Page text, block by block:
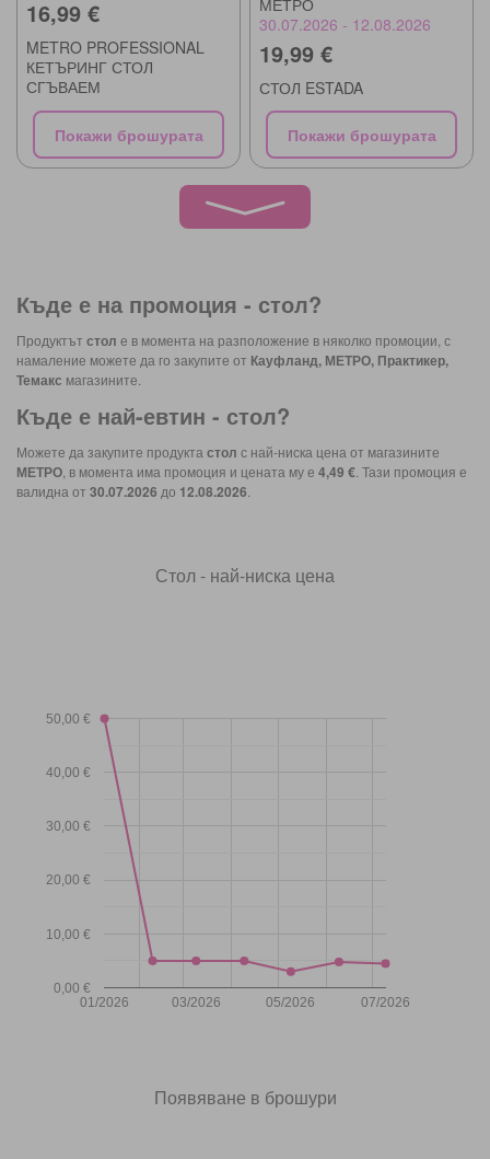
16,99 €
METRO PROFESSIONAL
КЕТЪРИНГ СТОЛ
СГЪВАЕМ
Покажи брошурата
МЕТРО
30.07.2026 - 12.08.2026
19,99 €
СТОЛ ESTADA
Покажи брошурата
Къде е на промоция - стол?
Продуктът стол е в момента на разположение в няколко промоции, с
намаление можете да го закупите от Кауфланд, МЕТРО, Практикер,
Темакс магазините.
Къде е най-евтин - стол?
Можете да закупите продукта стол с най-ниска цена от магазините
МЕТРО , в момента има промоция и цената му е 4,49 € . Тази промоция е
валидна от 30.07.2026 до 12.08.2026
Стол - най-ниска цена
01/2026 03/2026 05/2026 07/2026
0,00 €
10,00 €
20,00 €
30,00 €
40,00 €
50,00 €
Появяване в брошури